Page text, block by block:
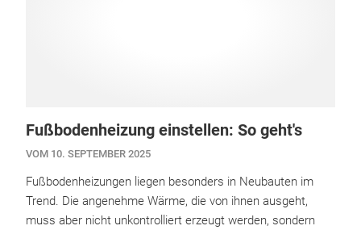
Fußbodenheizung einstellen: So geht's
VOM 10. SEPTEMBER 2025
Fußbodenheizungen liegen besonders in Neubauten im
Trend. Die angenehme Wärme, die von ihnen ausgeht,
muss aber nicht unkontrolliert erzeugt werden, sondern